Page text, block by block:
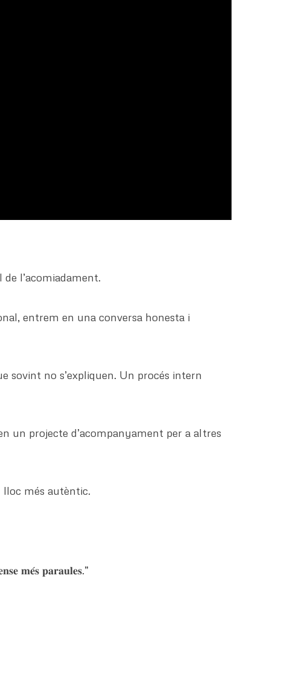
l’acomiadament.
entrem en una conversa honesta i
sovint no s’expliquen. Un procés intern
un projecte d’acompanyament per a altres
lloc més autèntic.
𝐦𝐞́𝐬 𝐩𝐚𝐫𝐚𝐮𝐥𝐞𝐬.”